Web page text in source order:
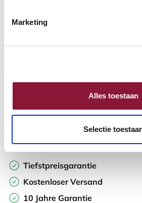
Marketing
Alles toestaan
Selectie
Auf der Suche nach Stückzahlen?
komplett und fordern Sie direkt ein
Zur Vergleichsliste hinzufügen
Tiefstpreisgarantie
Kostenloser Versand
10 Jahre Garantie